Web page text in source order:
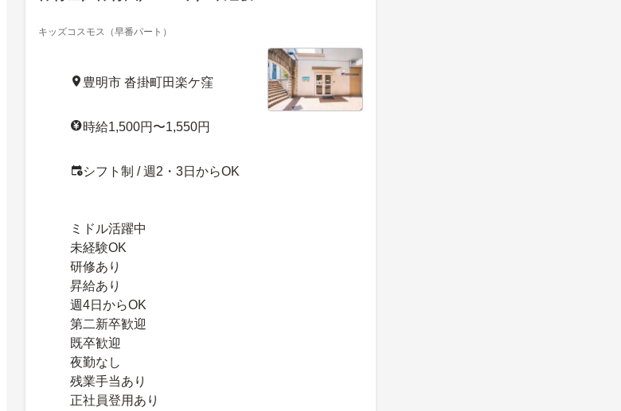
キッズコスモス（早番パート）
豊明市 沓掛町田楽ケ窪
時給1,500円〜1,550円
シフト制 / 週2・3日からOK
ミドル活躍中
未経験OK
研修あり
昇給あり
週4日からOK
第二新卒歓迎
既卒歓迎
夜勤なし
残業手当あり
正社員登用あり